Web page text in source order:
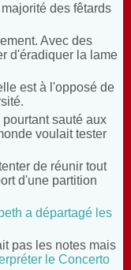
des fêtards
Avec des
d'éradiquer la lame
est à l'opposé de
sauté aux
voulait tester
de réunir tout
d'une partition
a départagé les
pas les notes mais
le Concerto